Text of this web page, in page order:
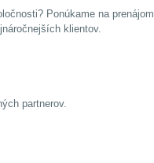
Ponúkame na prenájom
klientov.
partnerov.